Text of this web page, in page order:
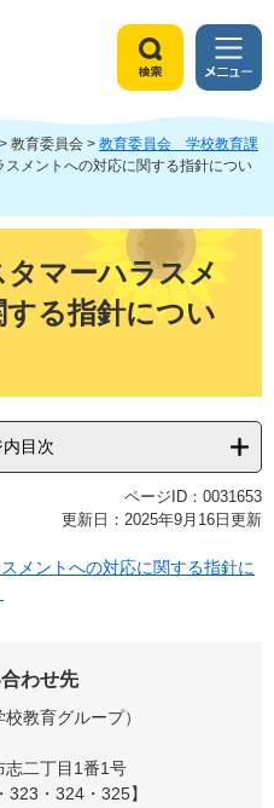
索
メ
ニ
ュ
ー
> 教育委員会 > 教育委員会 学校教育課
メントへの対応に関する指針につい
マーハラスメ
る指針につい
目次
ページID：0031653
更新日：2025年9月16日更新
メントへの対応に関する指針に
わせ先
校教育グループ
志二丁目1番1号
・324・325】